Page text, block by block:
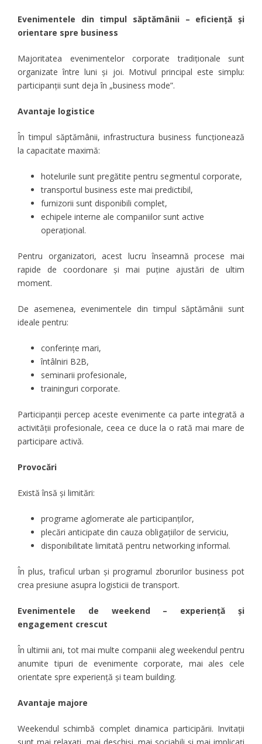
Evenimentele din timpul săptămânii – eficiență și
orientare spre business
Majoritatea evenimentelor corporate tradiționale sunt
organizate între luni și joi. Motivul principal este simplu:
participanții sunt deja în „business mode”.
Avantaje logistice
În timpul săptămânii, infrastructura business funcționează
la capacitate maximă:
hotelurile sunt pregătite pentru segmentul corporate,
transportul business este mai predictibil,
furnizorii sunt disponibili complet,
echipele interne ale companiilor sunt active
operațional.
Pentru organizatori, acest lucru înseamnă procese mai
rapide de coordonare și mai puține ajustări de ultim
moment.
De asemenea, evenimentele din timpul săptămânii sunt
ideale pentru:
conferințe mari,
întâlniri B2B,
seminarii profesionale,
traininguri corporate.
Participanții percep aceste evenimente ca parte integrată a
activității profesionale, ceea ce duce la o rată mai mare de
participare activă.
Provocări
Există însă și limitări:
programe aglomerate ale participanților,
plecări anticipate din cauza obligațiilor de serviciu,
disponibilitate limitată pentru networking informal.
În plus, traficul urban și programul zborurilor business pot
crea presiune asupra logisticii de transport.
Evenimentele de weekend – experiență și
engagement crescut
În ultimii ani, tot mai multe companii aleg weekendul pentru
anumite tipuri de evenimente corporate, mai ales cele
orientate spre experiență și team building.
Avantaje majore
Weekendul schimbă complet dinamica participării. Invitații